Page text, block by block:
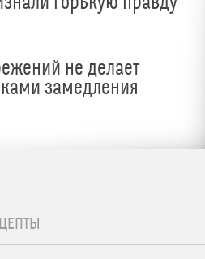
не делает
замедления